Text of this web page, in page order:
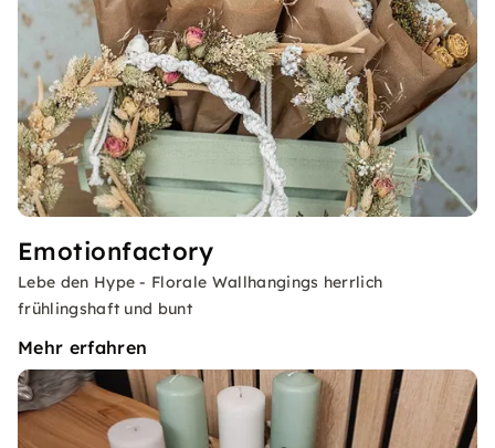
Emotionfactory
Lebe den Hype - Florale Wallhangings herrlich
frühlingshaft und bunt
Mehr erfahren